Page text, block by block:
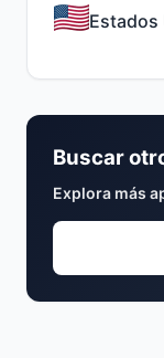
Estados
Buscar
Explora más